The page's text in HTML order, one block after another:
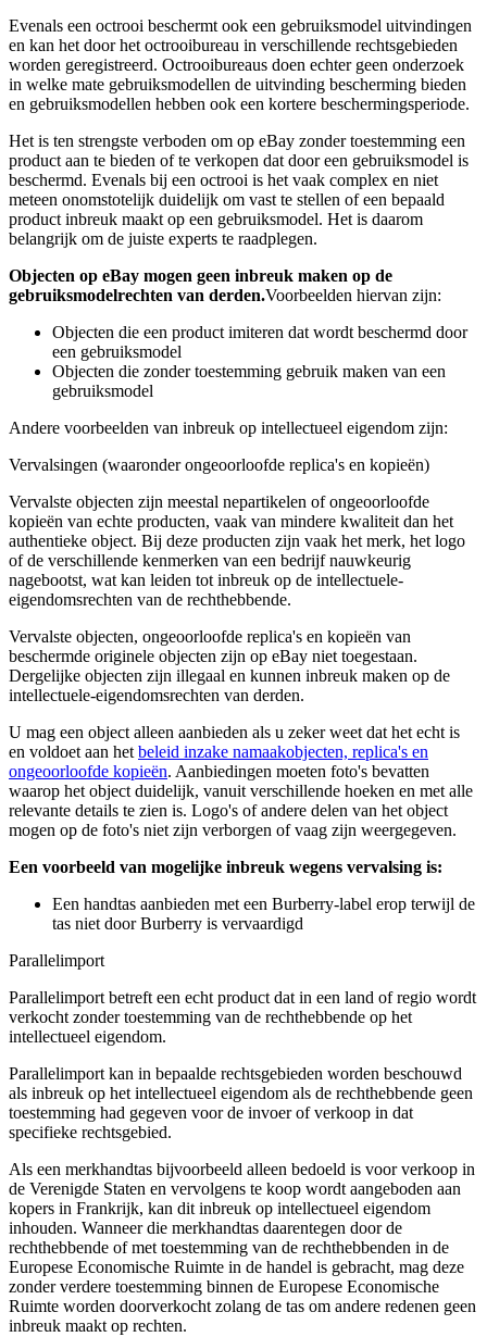
Evenals een octrooi beschermt ook een gebruiksmodel uitvindingen
en kan het door het octrooibureau in verschillende rechtsgebieden
worden geregistreerd. Octrooibureaus doen echter geen onderzoek
in welke mate gebruiksmodellen de uitvinding bescherming bieden
en gebruiksmodellen hebben ook een kortere beschermingsperiode.
Het is ten strengste verboden om op eBay zonder toestemming een
product aan te bieden of te verkopen dat door een gebruiksmodel is
beschermd. Evenals bij een octrooi is het vaak complex en niet
meteen onomstotelijk duidelijk om vast te stellen of een bepaald
product inbreuk maakt op een gebruiksmodel. Het is daarom
belangrijk om de juiste experts te raadplegen.
Objecten op eBay mogen geen inbreuk maken op de
gebruiksmodelrechten van derden.Voorbeelden hiervan zijn:
Objecten die een product imiteren dat wordt beschermd door
een gebruiksmodel
Objecten die zonder toestemming gebruik maken van een
gebruiksmodel
Andere voorbeelden van inbreuk op intellectueel eigendom zijn:
Vervalsingen (waaronder ongeoorloofde replica's en kopieën)
Vervalste objecten zijn meestal nepartikelen of ongeoorloofde
kopieën van echte producten, vaak van mindere kwaliteit dan het
authentieke object. Bij deze producten zijn vaak het merk, het logo
of de verschillende kenmerken van een bedrijf nauwkeurig
nagebootst, wat kan leiden tot inbreuk op de intellectuele-
eigendomsrechten van de rechthebbende.
Vervalste objecten, ongeoorloofde replica's en kopieën van
beschermde originele objecten zijn op eBay niet toegestaan.
Dergelijke objecten zijn illegaal en kunnen inbreuk maken op de
intellectuele-eigendomsrechten van derden.
U mag een object alleen aanbieden als u zeker weet dat het echt is
en voldoet aan het beleid inzake namaakobjecten, replica's en
ongeoorloofde kopieën. Aanbiedingen moeten foto's bevatten
waarop het object duidelijk, vanuit verschillende hoeken en met alle
relevante details te zien is. Logo's of andere delen van het object
mogen op de foto's niet zijn verborgen of vaag zijn weergegeven.
Een voorbeeld van mogelijke inbreuk wegens vervalsing is:
Een handtas aanbieden met een Burberry-label erop terwijl de
tas niet door Burberry is vervaardigd
Parallelimport
Parallelimport betreft een echt product dat in een land of regio wordt
verkocht zonder toestemming van de rechthebbende op het
intellectueel eigendom.
Parallelimport kan in bepaalde rechtsgebieden worden beschouwd
als inbreuk op het intellectueel eigendom als de rechthebbende geen
toestemming had gegeven voor de invoer of verkoop in dat
specifieke rechtsgebied.
Als een merkhandtas bijvoorbeeld alleen bedoeld is voor verkoop in
de Verenigde Staten en vervolgens te koop wordt aangeboden aan
kopers in Frankrijk, kan dit inbreuk op intellectueel eigendom
inhouden. Wanneer die merkhandtas daarentegen door de
rechthebbende of met toestemming van de rechthebbenden in de
Europese Economische Ruimte in de handel is gebracht, mag deze
zonder verdere toestemming binnen de Europese Economische
Ruimte worden doorverkocht zolang de tas om andere redenen geen
inbreuk maakt op rechten.